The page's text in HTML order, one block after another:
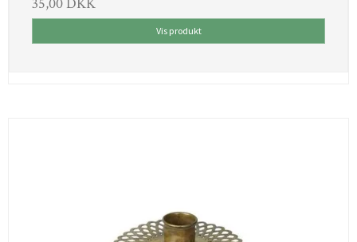
Vis produkt